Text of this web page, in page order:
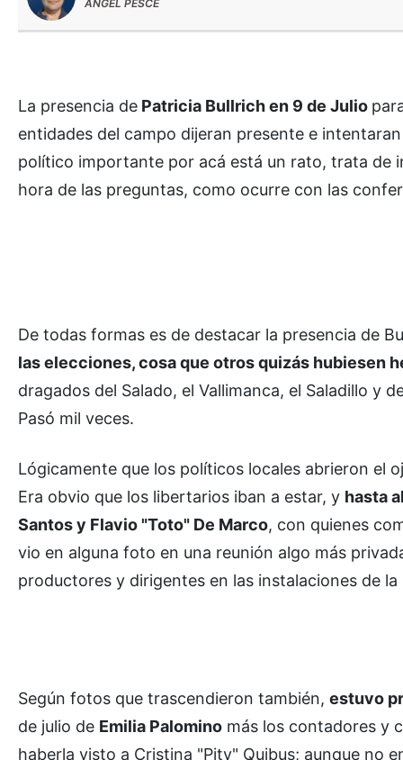
ÁNGEL PESCE
La presencia de Patricia Bullrich en 9 de Julio
entidades del campo dijeran presente e
político importante por acá está un rato, trata de
hora de las preguntas, como ocurre con las
De todas formas es de destacar la presencia de
las elecciones, cosa que otros quizás hubiesen
dragados del Salado, el Vallimanca, el Saladillo y
Pasó mil veces.
Lógicamente que los políticos locales abrieron el
Era obvio que los libertarios iban a estar, y hasta
Santos y Flavio "Toto" De Marco, con quienes
vio en alguna foto en una reunión algo más
productores y dirigentes en las instalaciones de la
Según fotos que trascendieron también, estuvo
de julio de Emilia Palomino más los contadores y
haberla visto a Cristina "Pity" Quibus; aunque no